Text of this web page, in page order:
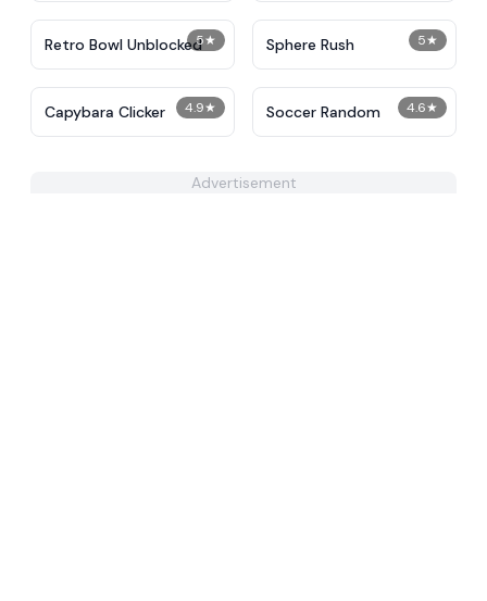
5★
Retro Bowl Unblocked 5★
Sphere Rush
4.9★
Capybara Clicker 4.6★
Soccer Random
Advertisement